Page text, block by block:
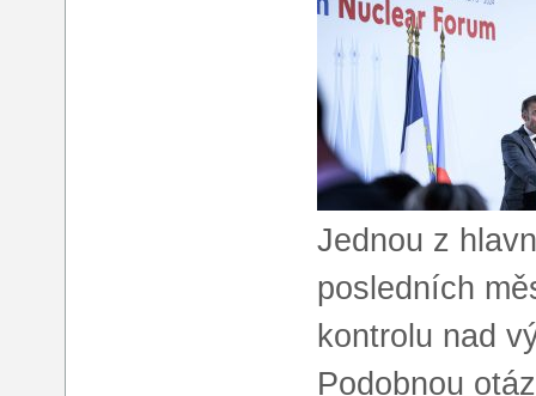
Jednou z
posledních
kontrolu nad
Podobnou